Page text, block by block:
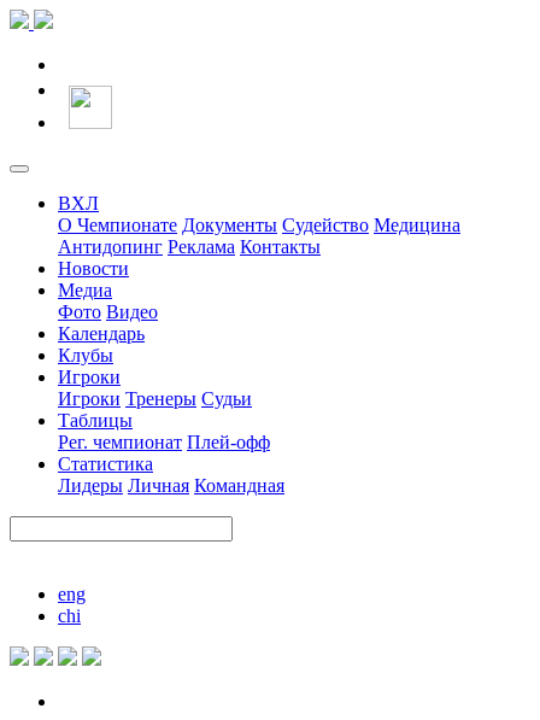
ВХЛ
О Чемпионате Документы Судейство Медицина
Антидопинг Реклама Контакты
Новости
Медиа
Фото Видео
Календарь
Клубы
Игроки
Игроки Тренеры Судьи
Таблицы
Рег. чемпионат Плей-офф
Статистика
Лидеры Личная Командная
eng
chi